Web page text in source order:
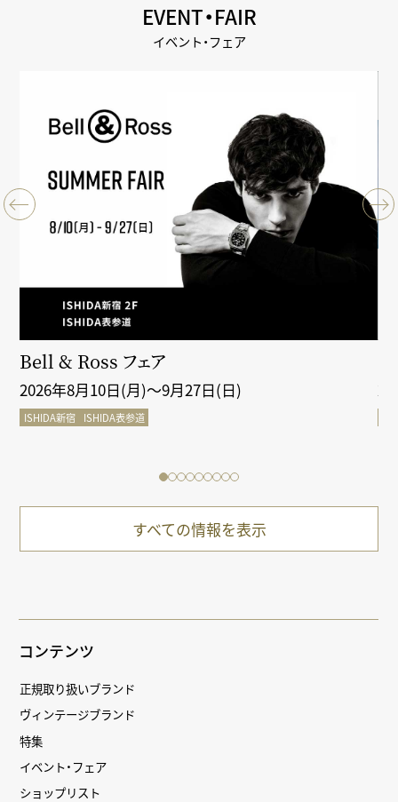
EVENT・FAIR
イベント・フェア
Bell & Ross フェア
2026年8月10日(月)～9月27日(日)
ISHIDA新宿 ISHIDA表参道
すべての情報を表示
コンテンツ
正規取り扱いブランド
ヴィンテージブランド
特集
イベント・フェア
ショップリスト